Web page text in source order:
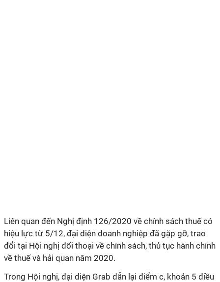
Liên quan đến Nghị định 126/2020 về chính sách thuế có
hiệu lực từ 5/12, đại diện doanh nghiệp đã gặp gỡ, trao
đổi tại Hội nghị đối thoại về chính sách, thủ tục hành chính
về thuế và hải quan năm 2020.
Trong Hội nghị, đại diện Grab dẫn lại điểm c, khoản 5 điều